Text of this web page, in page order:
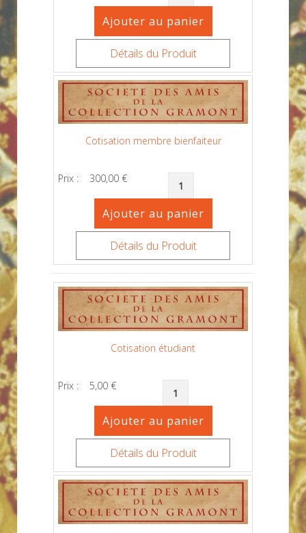
Détails du Produit
Cotisation membre bienfaiteur
Prix : 300,00 €
Détails du Produit
Cotisation étudiant
Prix : 5,00 €
Détails du Produit